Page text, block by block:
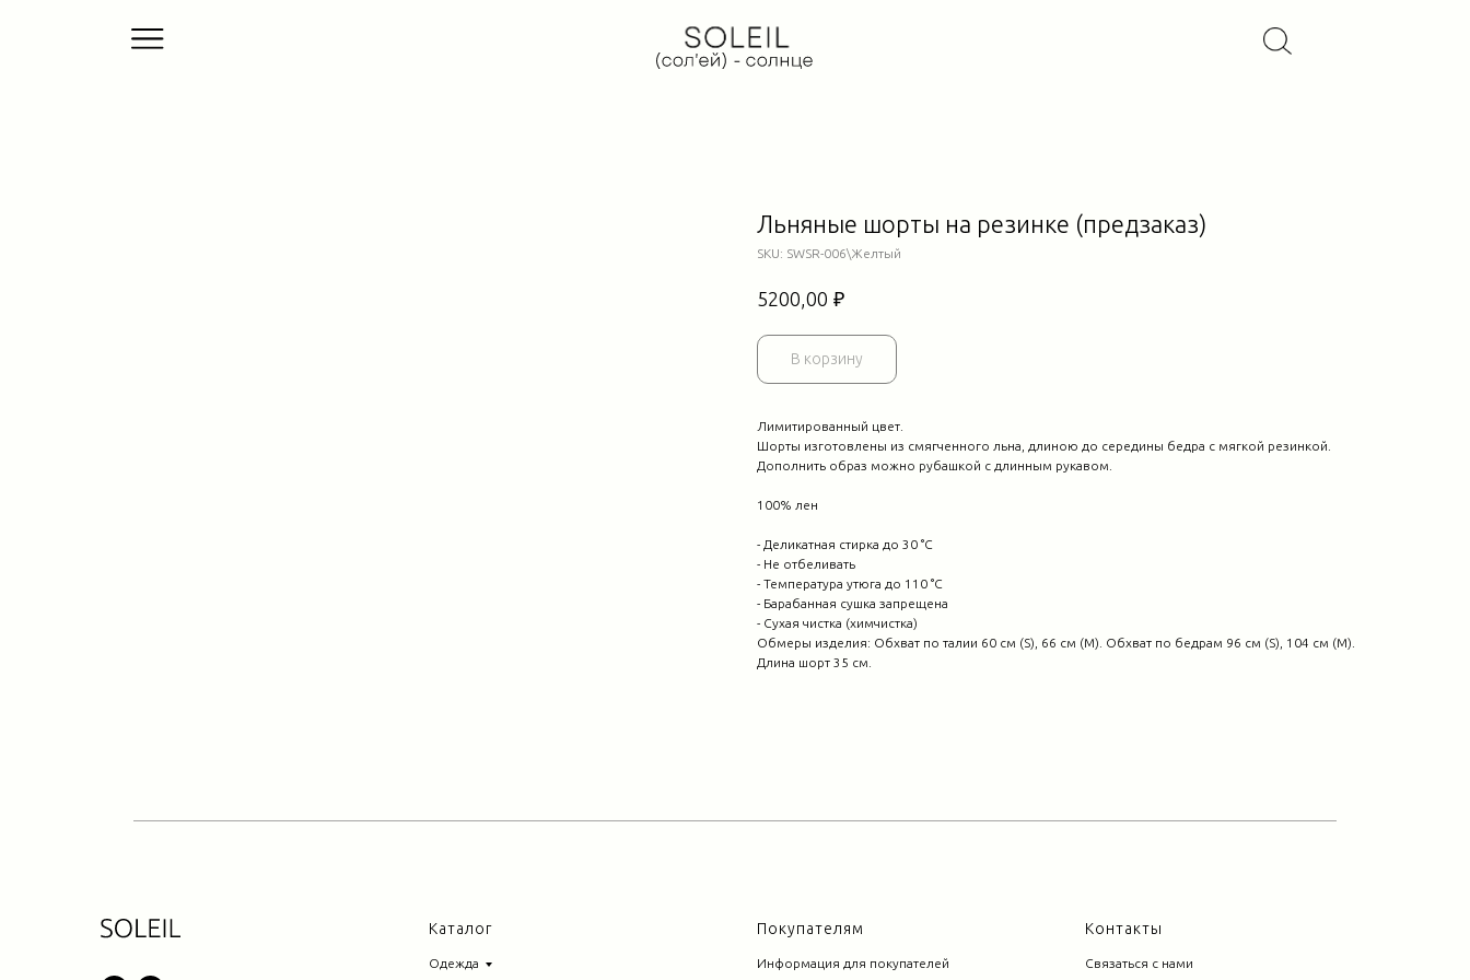
Льняные шорты на резинке (предзаказ)
SKU: SWSR-006\Желтый
5200,00 ₽
В корзину
Лимитированный цвет.
Шорты изготовлены из смягченного льна, длиною до середины бедра с мягкой резинкой.
Дополнить образ можно рубашкой с длинным рукавом.
100% лен
- Деликатная стирка до 30 °C
- Не отбеливать
- Температура утюга до 110 °C
- Барабанная сушка запрещена
- Сухая чистка (химчистка)
Обмеры изделия: Обхват по талии 60 см (S), 66 см (M). Обхват по бедрам 96 см (S), 104 см (M).
Длина шорт 35 см.
Каталог
Одежда
Покупателям
Информация для покупателей
Контакты
Связаться с нами